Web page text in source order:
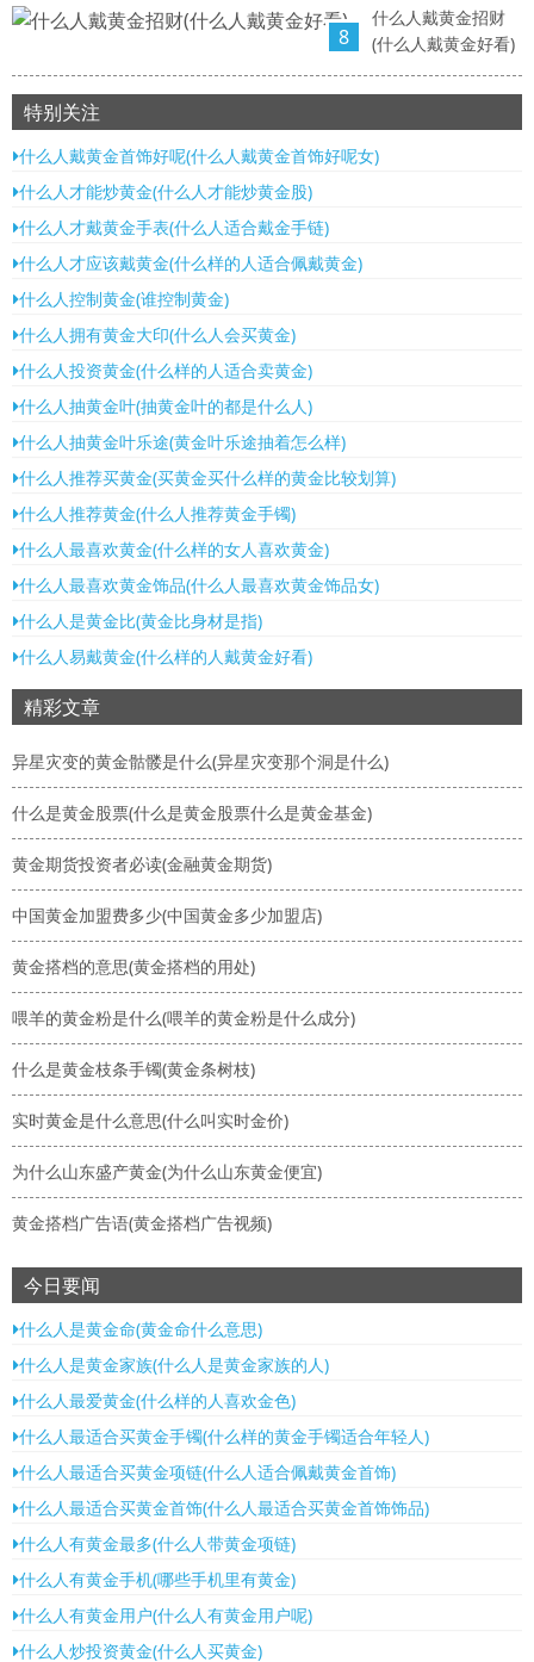
8
什么人戴黄金招财
(什么人戴黄金好看)
特别关注
什么人戴黄金首饰好呢(什么人戴黄金首饰好呢女)
什么人才能炒黄金(什么人才能炒黄金股)
什么人才戴黄金手表(什么人适合戴金手链)
什么人才应该戴黄金(什么样的人适合佩戴黄金)
什么人控制黄金(谁控制黄金)
什么人拥有黄金大印(什么人会买黄金)
什么人投资黄金(什么样的人适合卖黄金)
什么人抽黄金叶(抽黄金叶的都是什么人)
什么人抽黄金叶乐途(黄金叶乐途抽着怎么样)
什么人推荐买黄金(买黄金买什么样的黄金比较划算)
什么人推荐黄金(什么人推荐黄金手镯)
什么人最喜欢黄金(什么样的女人喜欢黄金)
什么人最喜欢黄金饰品(什么人最喜欢黄金饰品女)
什么人是黄金比(黄金比身材是指)
什么人易戴黄金(什么样的人戴黄金好看)
精彩文章
异星灾变的黄金骷髅是什么(异星灾变那个洞是什么)
什么是黄金股票(什么是黄金股票什么是黄金基金)
黄金期货投资者必读(金融黄金期货)
中国黄金加盟费多少(中国黄金多少加盟店)
黄金搭档的意思(黄金搭档的用处)
喂羊的黄金粉是什么(喂羊的黄金粉是什么成分)
什么是黄金枝条手镯(黄金条树枝)
实时黄金是什么意思(什么叫实时金价)
为什么山东盛产黄金(为什么山东黄金便宜)
黄金搭档广告语(黄金搭档广告视频)
今日要闻
什么人是黄金命(黄金命什么意思)
什么人是黄金家族(什么人是黄金家族的人)
什么人最爱黄金(什么样的人喜欢金色)
什么人最适合买黄金手镯(什么样的黄金手镯适合年轻人)
什么人最适合买黄金项链(什么人适合佩戴黄金首饰)
什么人最适合买黄金首饰(什么人最适合买黄金首饰饰品)
什么人有黄金最多(什么人带黄金项链)
什么人有黄金手机(哪些手机里有黄金)
什么人有黄金用户(什么人有黄金用户呢)
什么人炒投资黄金(什么人买黄金)